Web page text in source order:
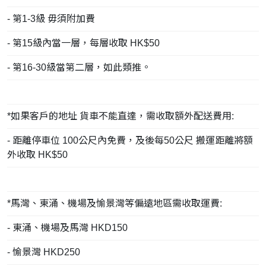
- 第1-3級 毋須附加費
- 第15級內當一層，每層收取 HK$50
- 第16-30級當第二層，如此類推。
*如果客戶的地址 貨車不能直達，需收取額外配送費用:
- 距離停車位 100公尺內免費，及後每50公尺 搬運距離將額
外收取 HK$50
*馬灣、東涌、機場及愉景灣等偏遠地區需收取運費:
- 東涌、機場及馬灣 HKD150
- 愉景灣 HKD250